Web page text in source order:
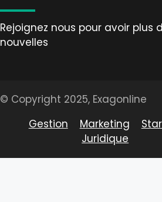
Rejoignez nous pour avoir plus
nouvelles
© Copyright 2025, Exagonline
Gestion
Marketing
Juridique